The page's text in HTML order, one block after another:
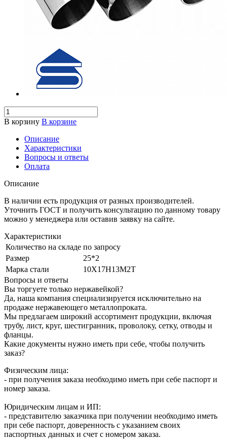
В корзину В корзине
Описание
Характеристики
Вопросы и ответы
Оплата
Описание
В наличии есть продукция от разных производителей.
Уточнить ГОСТ и получить консультацию по данному товару
можно у менеджера или оставив заявку на сайте.
Характеристики
Количество на складе по запросу
Размер
25*2
Марка стали
10Х17Н13М2Т
Вопросы и ответы
Вы торгуете только нержавейкой?
Да, наша компания специализируется исключительно на
продаже нержавеющего металлопроката.
Мы предлагаем широкий ассортимент продукции, включая
трубу, лист, круг, шестигранник, проволоку, сетку, отводы и
фланцы.
Какие документы нужно иметь при себе, чтобы получить
заказ?
Физическим лица:
- при получения заказа необходимо иметь при себе паспорт и
номер заказа.
Юридическим лицам и ИП:
- представителю заказчика при получении необходимо иметь
при себе паспорт, доверенность с указанием своих
паспортных данных и счет с номером заказа.